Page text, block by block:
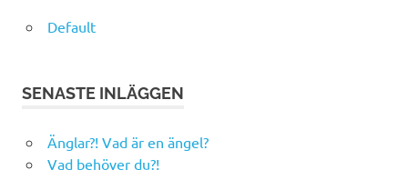
Default
SENASTE INLÄGGEN
Änglar?! Vad är en ängel?
Vad behöver du?!